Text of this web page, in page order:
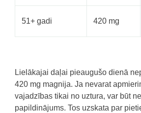
51+ gadi 420 mg
Lielākajai daļai pieaugušo dienā
420 mg magnija. Ja nevarat
vajadzības tikai no uztura, var būt
papildinājums. Tos uzskata par